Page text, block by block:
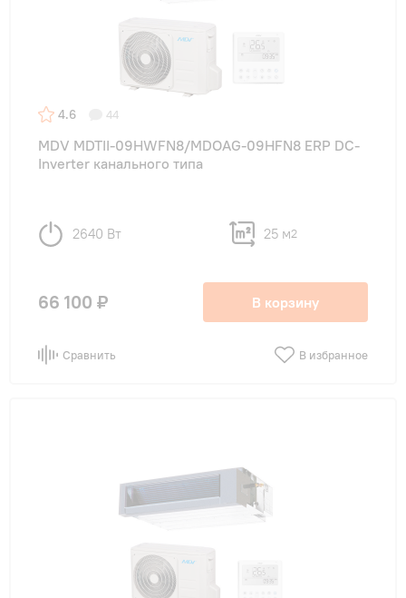
4.6 44
MDV MDTII-09HWFN8/MDOAG-09HFN8 ERP DC-
Inverter канального типа
2640 Вт 25 м2
66 100 ₽ В корзину
Сравнить В избранное